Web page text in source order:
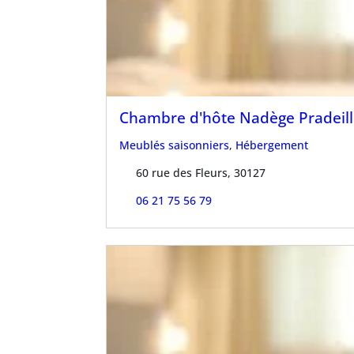
Chambre d'hôte Nadège
Meublés saisonniers, Hébergement
60 rue des Fleurs, 30127
06 21 75 56 79